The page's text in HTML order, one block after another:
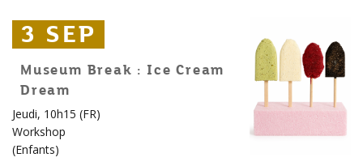
3 SEP
3 SEP
3 SEP
Museum Break : Ice Cream
Dream
Jeudi, 10h15 (FR)
Workshop
(Enfants)